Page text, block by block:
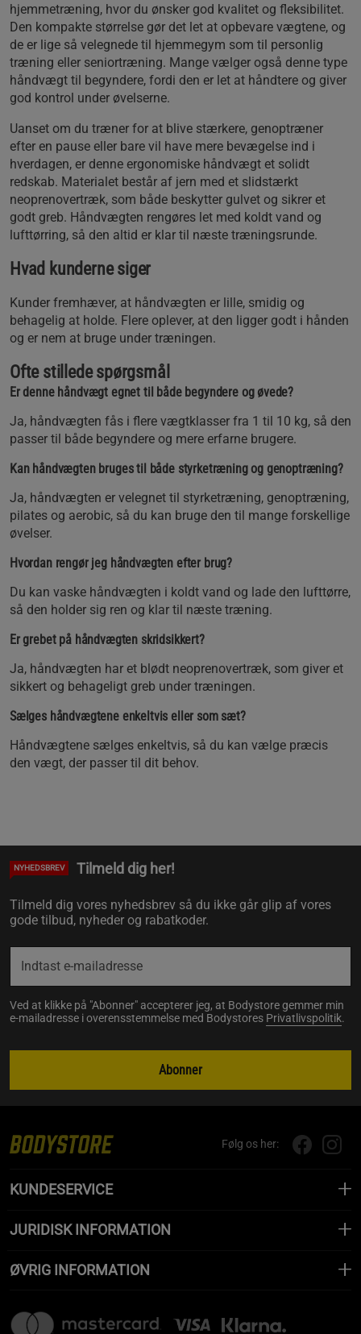
hjemmetræning, hvor du ønsker god kvalitet og fleksibilitet.
Den kompakte størrelse gør det let at opbevare vægtene, og
de er lige så velegnede til hjemmegym som til personlig
træning eller seniortræning. Mange vælger også denne type
håndvægt til begyndere, fordi den er let at håndtere og giver
god kontrol under øvelserne.
Uanset om du træner for at blive stærkere, genoptræner
efter en pause eller bare vil have mere bevægelse ind i
hverdagen, er denne ergonomiske håndvægt et solidt
redskab. Materialet består af jern med et slidstærkt
neoprenovertræk, som både beskytter gulvet og sikrer et
godt greb. Håndvægten rengøres let med koldt vand og
lufttørring, så den altid er klar til næste træningsrunde.
Hvad kunderne siger
Kunder fremhæver, at håndvægten er lille, smidig og
behagelig at holde. Flere oplever, at den ligger godt i hånden
og er nem at bruge under træningen.
Ofte stillede spørgsmål
Er denne håndvægt egnet til både begyndere og øvede?
Ja, håndvægten fås i flere vægtklasser fra 1 til 10 kg, så den
passer til både begyndere og mere erfarne brugere.
Kan håndvægten bruges til både styrketræning og genoptræning?
Ja, håndvægten er velegnet til styrketræning, genoptræning,
pilates og aerobic, så du kan bruge den til mange forskellige
øvelser.
Hvordan rengør jeg håndvægten efter brug?
Du kan vaske håndvægten i koldt vand og lade den lufttørre,
så den holder sig ren og klar til næste træning.
Er grebet på håndvægten skridsikkert?
Ja, håndvægten har et blødt neoprenovertræk, som giver et
sikkert og behageligt greb under træningen.
Sælges håndvægtene enkeltvis eller som sæt?
Håndvægtene sælges enkeltvis, så du kan vælge præcis
den vægt, der passer til dit behov.
NYHEDSBREV Tilmeld dig her!
Tilmeld dig vores nyhedsbrev så du ikke går glip af vores
gode tilbud, nyheder og rabatkoder.
Ved at klikke på "Abonner" accepterer jeg, at Bodystore gemmer min
e-mailadresse i overensstemmelse med Bodystores Privatlivspolitik.
Abonner
Følg os her:
KUNDESERVICE
JURIDISK INFORMATION
ØVRIG INFORMATION